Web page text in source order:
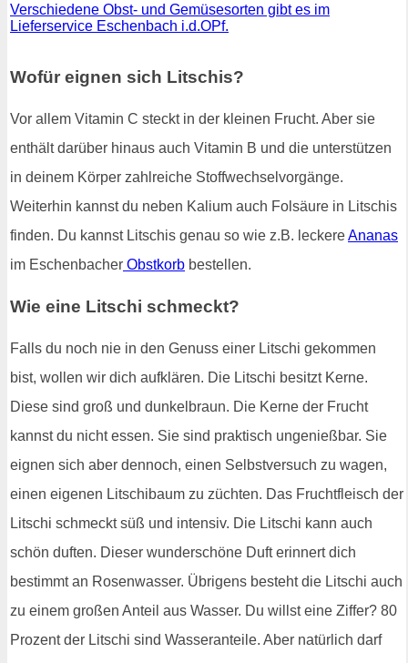
Verschiedene Obst- und Gemüsesorten gibt es im
Lieferservice Eschenbach i.d.OPf.
Wofür eignen sich Litschis?
Vor allem Vitamin C steckt in der kleinen Frucht. Aber sie
enthält darüber hinaus auch Vitamin B und die unterstützen
in deinem Körper zahlreiche Stoffwechselvorgänge.
Weiterhin kannst du neben Kalium auch Folsäure in Litschis
finden. Du kannst Litschis genau so wie z.B. leckereAnanas
im Eschenbacher Obstkorb bestellen.
Wie eine Litschi schmeckt?
Falls du noch nie in den Genuss einer Litschi gekommen
bist, wollen wir dich aufklären. Die Litschi besitzt Kerne.
Diese sind groß und dunkelbraun. Die Kerne der Frucht
kannst du nicht essen. Sie sind praktisch ungenießbar. Sie
eignen sich aber dennoch, einen Selbstversuch zu wagen,
einen eigenen Litschibaum zu züchten. Das Fruchtfleisch der
Litschi schmeckt süß und intensiv. Die Litschi kann auch
schön duften. Dieser wunderschöne Duft erinnert dich
bestimmt an Rosenwasser. Übrigens besteht die Litschi auch
zu einem großen Anteil aus Wasser. Du willst eine Ziffer? 80
Prozent der Litschi sind Wasseranteile. Aber natürlich darf